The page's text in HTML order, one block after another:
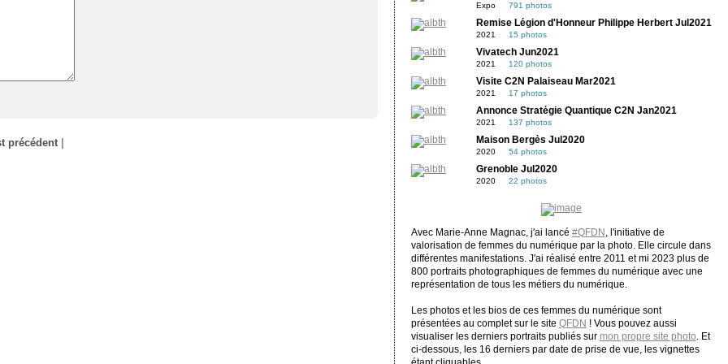
précédent|
Expo 791 photos
Remise Légion d'Honneur Philippe Herbert Jul2021
2021 15 photos
Vivatech Jun2021
2021 120 photos
Visite C2N Palaiseau Mar2021
2021 17 photos
Annonce Stratégie Quantique C2N Jan2021
2021 137 photos
Maison Bergès Jul2020
2020 54 photos
Grenoble Jul2020
2020 22 photos
Avec Marie-Anne Magnac, j'ai lancé #QFDN
, l'initiative de
valorisation de femmes du numérique par la photo. Elle circule dans
différentes manifestations. J'ai réalisé entre 2011 et mi 2023 plus de
800 portraits photographiques de femmes du numérique avec une
représentation de tous les métiers du numérique.
Les photos et les bios de ces femmes du numérique sont
présentées au complet sur le site QFDN ! Vous pouvez aussi
visualiser les derniers portraits publiés sur mon propre site photo . Et
ci-dessous, les 16 derniers par date de prise de vue, les vignettes
étant cliquables.